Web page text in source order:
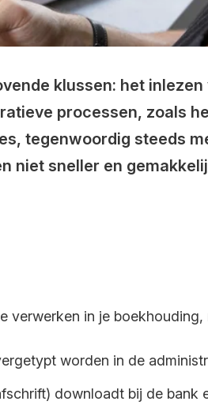
klussen: het inlezen
processen, zoals
tegenwoordig steeds
niet sneller en
verwerken in je boekhouding,
worden in de
downloadt bij de bank